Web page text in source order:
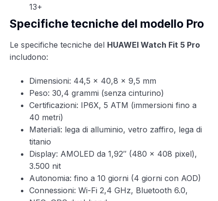
13+
Specifiche tecniche del modello Pro
Le specifiche tecniche del HUAWEI Watch Fit 5 Pro
includono:
Dimensioni: 44,5 x 40,8 x 9,5 mm
Peso: 30,4 grammi (senza cinturino)
Certificazioni: IP6X, 5 ATM (immersioni fino a
40 metri)
Materiali: lega di alluminio, vetro zaffiro, lega di
titanio
Display: AMOLED da 1,92″ (480 x 408 pixel),
3.500 nit
Autonomia: fino a 10 giorni (4 giorni con AOD)
Connessioni: Wi-Fi 2,4 GHz, Bluetooth 6.0,